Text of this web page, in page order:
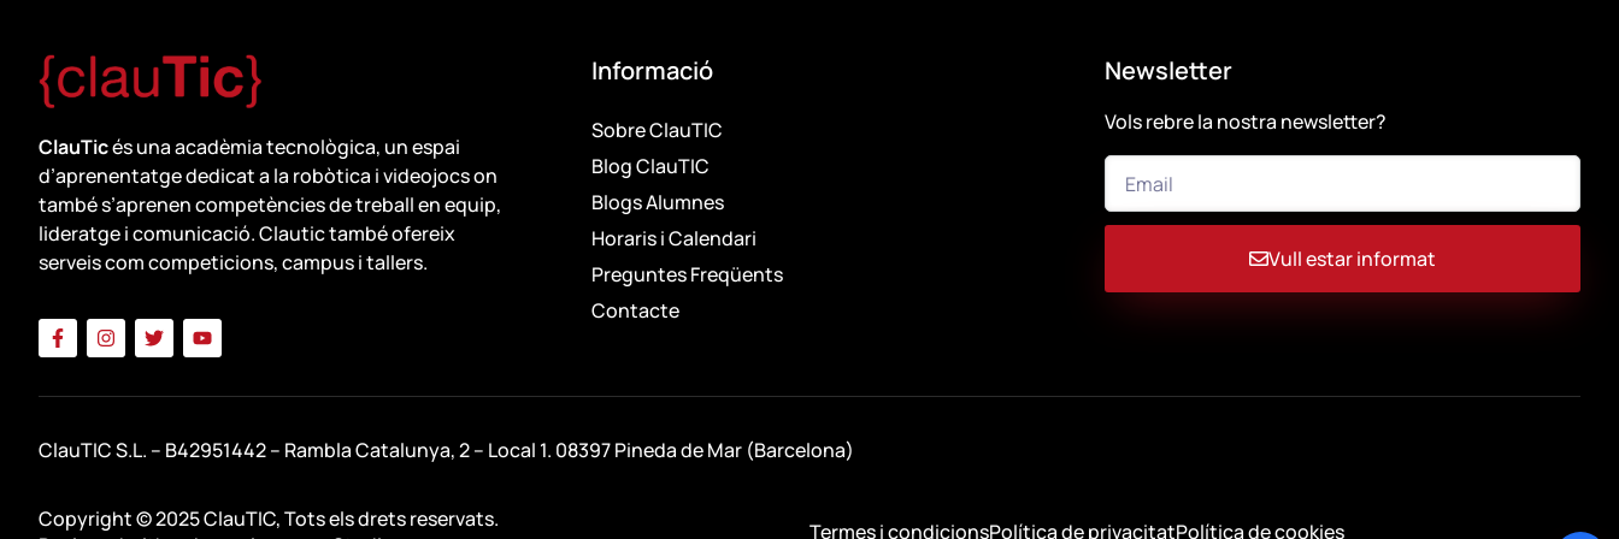
ClauTicés una acadèmia tecnològica, un espai
d’aprenentatge dedicat a la robòtica i videojocs on
també s’aprenen competències de treball en equip,
lideratge i comunicació. Clautic també ofereix
serveis com competicions, campus i tallers.
Informació
Sobre ClauTIC
Blog ClauTIC
Blogs Alumnes
Horaris i Calendari
Preguntes Freqüents
Contacte
Newsletter
Vols rebre la nostra newsletter?
Vull estar informat
ClauTIC S.L. – B42951442 – Rambla Catalunya, 2 – Local 1. 08397 Pineda de Mar (Barcelona)
Copyright © 2025 ClauTIC, Tots els drets reservats.
Termes i condicionsPolítica de privacitatPolítica de cookies